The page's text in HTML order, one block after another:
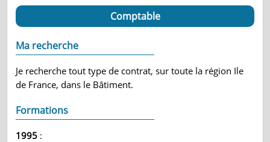
Comptable
Ma recherche
Je recherche tout type de contrat, sur toute la région Ile
de France, dans le Bâtiment.
Formations
1995 :